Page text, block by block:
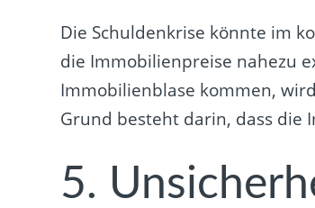
Die Schuldenkrise könnte im
die Immobilienpreise nahezu
Immobilienblase kommen,
Grund besteht darin, dass
5.